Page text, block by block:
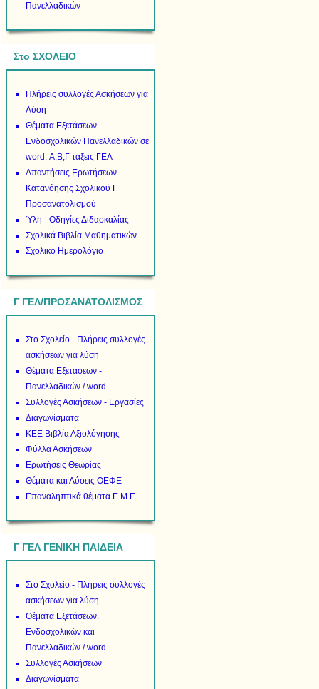
Πανελλαδικών
Στο ΣΧΟΛΕΙΟ
Πλήρεις συλλογές Ασκήσεων για
Λύση
Θέματα Εξετάσεων
Ενδοσχολικών Πανελλαδικών σε
word. Α,Β,Γ τάξεις ΓΕΛ
Απαντήσεις Ερωτήσεων
Κατανόησης Σχολικού Γ
Προσανατολισμού
Ύλη - Οδηγίες Διδασκαλίας
Σχολικά Βιβλία Μαθηματικών
Σχολικό Ημερολόγιο
Γ ΓΕΛ/ΠΡΟΣΑΝΑΤΟΛΙΣΜΟΣ
Στο Σχολείο - Πλήρεις συλλογές
ασκήσεων για λύση
Θέματα Εξετάσεων -
Πανελλαδικών / word
Συλλογές Ασκήσεων - Εργασίες
Διαγωνίσματα
ΚΕΕ Βιβλία Αξιολόγησης
Φύλλα Ασκήσεων
Ερωτήσεις Θεωρίας
Θέματα και Λύσεις ΟΕΦΕ
Επαναληπτικά θέματα Ε.Μ.Ε.
Γ ΓΕΛ ΓΕΝΙΚΗ ΠΑΙΔΕΙΑ
Στο Σχολείο - Πλήρεις συλλογές
ασκήσεων για λύση
Θέματα Εξετάσεων.
Ενδοσχολικών και
Πανελλαδικών / word
Συλλογές Ασκήσεων
Διαγωνίσματα